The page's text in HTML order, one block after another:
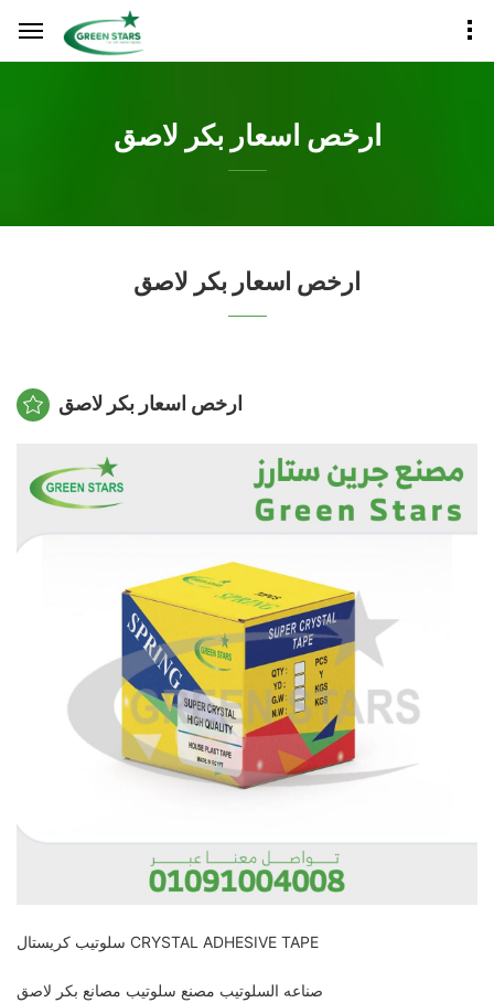
ارخص اسعار بكر لاصق
ارخص اسعار بكر لاصق
ارخص اسعار بكر لاصق
سلوتيب كريستال CRYSTAL ADHESIVE TAPE
صناعه السلوتيب مصنع سلوتيب مصانع بكر لاصق